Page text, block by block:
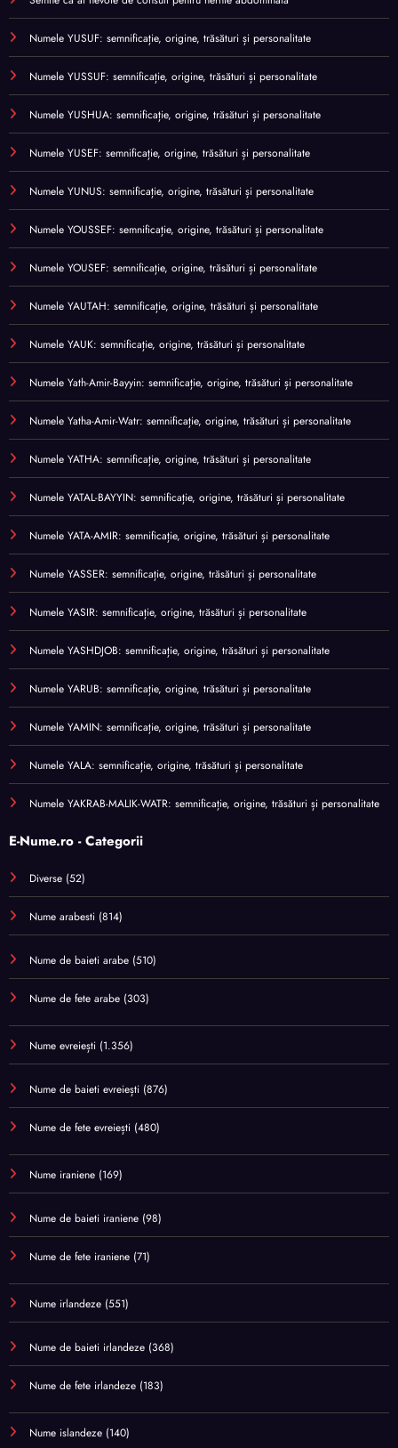
Numele YUSUF: semnificație, origine, trăsături și personalitate
Numele YUSSUF: semnificație, origine, trăsături și personalitate
Numele YUSHUA: semnificație, origine, trăsături și personalitate
Numele YUSEF: semnificație, origine, trăsături și personalitate
Numele YUNUS: semnificație, origine, trăsături și personalitate
Numele YOUSSEF: semnificație, origine, trăsături și personalitate
Numele YOUSEF: semnificație, origine, trăsături și personalitate
Numele YAUTAH: semnificație, origine, trăsături și personalitate
Numele YAUK: semnificație, origine, trăsături și personalitate
Numele Yath-Amir-Bayyin: semnificație, origine, trăsături și personalitate
Numele Yatha-Amir-Watr: semnificație, origine, trăsături și personalitate
Numele YATHA: semnificație, origine, trăsături și personalitate
Numele YATAL-BAYYIN: semnificație, origine, trăsături și personalitate
Numele YATA-AMIR: semnificație, origine, trăsături și personalitate
Numele YASSER: semnificație, origine, trăsături și personalitate
Numele YASIR: semnificație, origine, trăsături și personalitate
Numele YASHDJOB: semnificație, origine, trăsături și personalitate
Numele YARUB: semnificație, origine, trăsături și personalitate
Numele YAMIN: semnificație, origine, trăsături și personalitate
Numele YALA: semnificație, origine, trăsături și personalitate
Numele YAKRAB-MALIK-WATR: semnificație, origine, trăsături și personalitate
E-Nume.ro - Categorii
Diverse (52)
Nume arabesti (814)
Nume de baieti arabe (510)
Nume de fete arabe (303)
Nume evreiești (1.356)
Nume de baieti evreiești (876)
Nume de fete evreiești (480)
Nume iraniene (169)
Nume de baieti iraniene (98)
Nume de fete iraniene (71)
Nume irlandeze (551)
Nume de baieti irlandeze (368)
Nume de fete irlandeze (183)
Nume islandeze (140)